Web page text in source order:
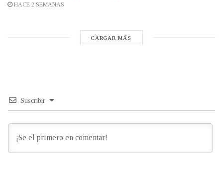
HACE 2 SEMANAS
CARGAR MÁS
Suscribir